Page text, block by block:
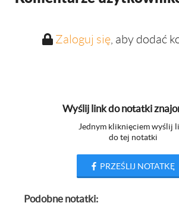
Zaloguj się, aby dodać
Wyślij link do notatki
Jednym kliknięciem wyślij
do tej notatki
PRZEŚLIJ NOTATKĘ
Podobne notatki: